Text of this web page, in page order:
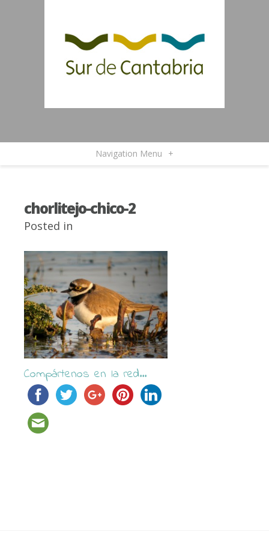
Navigation Menu +
chorlitejo-chico-2
Posted in
Compártenos en la red...